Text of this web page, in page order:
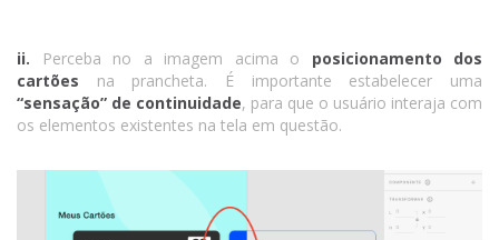
ii. Perceba no a imagem acima o posicionamento dos
cartões na prancheta. É importante estabelecer uma
“sensação” de continuidade, para que o usuário interaja com
os elementos existentes na tela em questão.